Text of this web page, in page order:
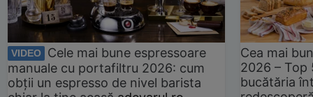
VIDEO
Cele mai bune espressoare
manuale cu portafiltru 2026: cum
obții un espresso de nivel barista
Cea mai
2026 –
bucătăria